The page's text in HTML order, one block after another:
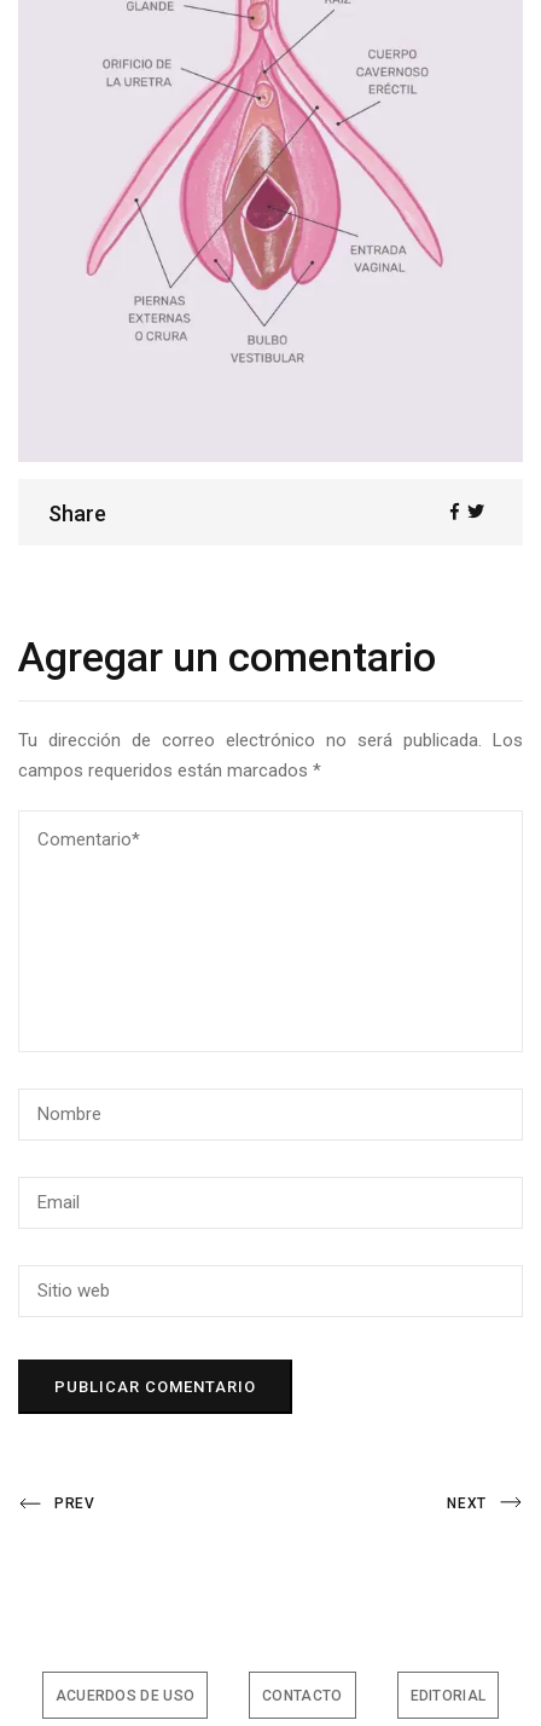
Share
Share
Agregar un comentario
Tu dirección de correo electrónico no será publicada.
Los
campos requeridos están marcados *
Navegación
Previous
PREV
Next
NEXT
ACUERDOS DE USO CONTACTO EDITORIAL